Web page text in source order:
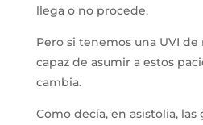
llega o no procede.
Pero si tenemos una UVI
capaz de asumir a estos
cambia.
Como decía, en asistolia, las